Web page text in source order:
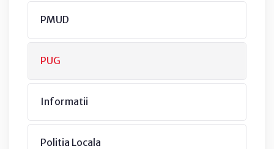
PMUD
PUG
Informatii
Politia Locala